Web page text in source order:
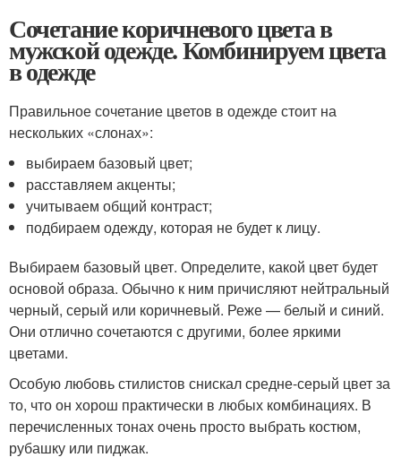
Сочетание коричневого цвета в
мужской одежде. Комбинируем цвета
в одежде
Правильное сочетание цветов в одежде стоит на
нескольких «слонах»:
выбираем базовый цвет;
расставляем акценты;
учитываем общий контраст;
подбираем одежду, которая не будет к лицу.
Выбираем базовый цвет. Определите, какой цвет будет
основой образа. Обычно к ним причисляют нейтральный
черный, серый или коричневый. Реже — белый и синий.
Они отлично сочетаются с другими, более яркими
цветами.
Особую любовь стилистов снискал средне-серый цвет за
то, что он хорош практически в любых комбинациях. В
перечисленных тонах очень просто выбрать костюм,
рубашку или пиджак.